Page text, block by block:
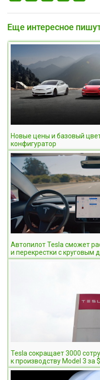
Еще интересное
Новые цены и базовый
конфигуратор
Автопилот Tesla сможет
и перекрестки с круговым
Tesla сокращает 3000
к производству Model 3 за